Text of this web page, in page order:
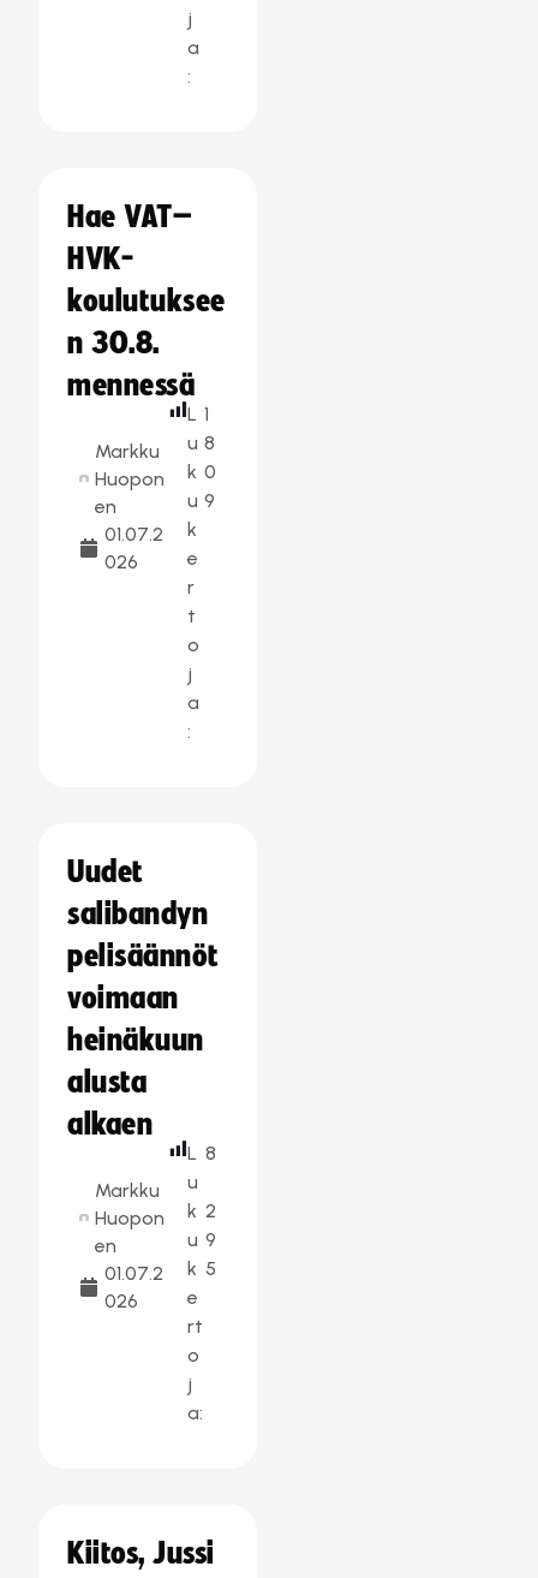
j
a
:
Hae VAT–
HVK-
koulutuksee
n 30.8.
mennessä
Markku
Huopon
en
01.07.2
026
L
u
k
u
k
e
r
t
o
j
a
:
1
8
0
9
Uudet
salibandyn
pelisäännöt
voimaan
heinäkuun
alusta
alkaen
Markku
Huopon
en
01.07.2
026
L
u
k
u
k
e
rt
o
j
a:
8
2
9
5
Kiitos, Jussi